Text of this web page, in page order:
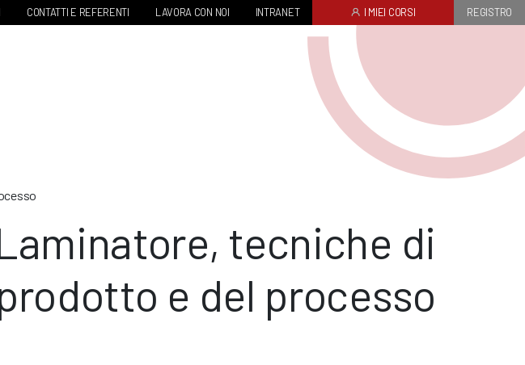
CONTATTI E REFERENTI LAVORA CON NOI INTRANET I MIEI CORSI REGISTRO
tecniche di
e del processo